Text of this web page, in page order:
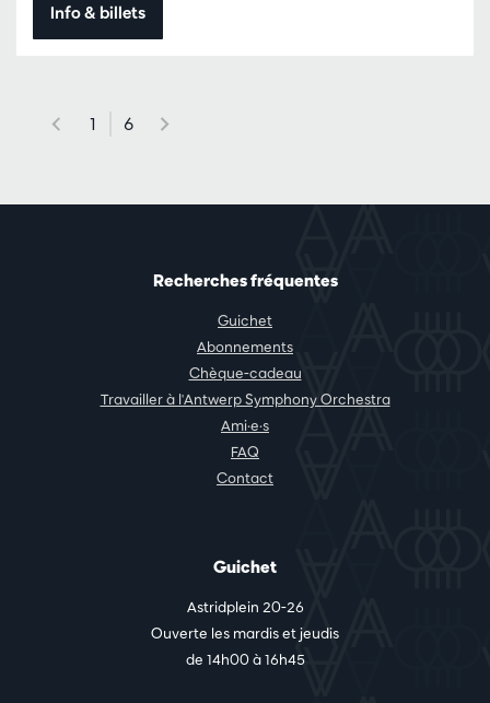
Info & billets
1 6
Recherches fréquentes
Guichet
Abonnements
Chèque-cadeau
Travailler à l'Antwerp Symphony Orchestra
Ami·e·s
FAQ
Contact
Guichet
Astridplein 20-26
Ouverte les mardis et jeudis
de 14h00 à 16h45